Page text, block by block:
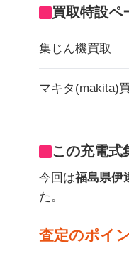
買取特設ペ
集じん機買取
マキタ(makita)
この充電式
今回は福島県伊
た。
査定のポイ